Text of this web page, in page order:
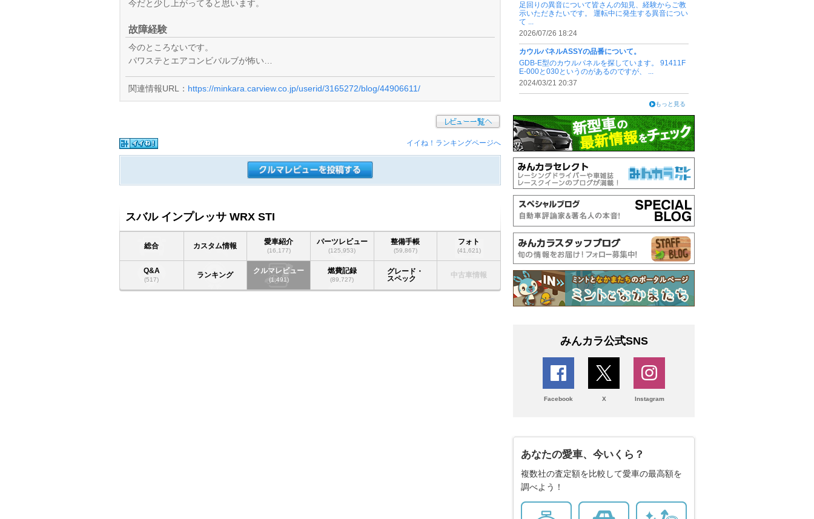
今だと少し上がってると思います。
故障経験
今のところないです。
パワステとエアコンビバルブが怖い…
関連情報URL： https://minkara.carview.co.jp/userid/3165272/blog/44906611/
イイね！ランキングページへ
スバル インプレッサ WRX STI
総合 カスタム情報
愛車紹介
(16,177)
パーツレビュー
(125,953)
整備手帳
(59,867)
フォト
(41,621)
Q&A
(517) ランキング
クルマレビュー
(1,491)
燃費記録
(89,727)
グレード・
スペック
中古車情報
足回りの異音について皆さんの知見、経験からご教
示いただきたいです。 運転中に発生する異音につい
て ...
2026/07/26 18:24
カウルパネルASSYの品番について。
GDB-E型のカウルパネルを探しています。 91411F
E-000と030というのがあるのですが、 ...
2024/03/21 20:37
もっと見る
みんカラ公式SNS
Facebook X Instagram
あなたの愛車、今いくら？
複数社の査定額を比較して愛車の最高額を
調べよう！